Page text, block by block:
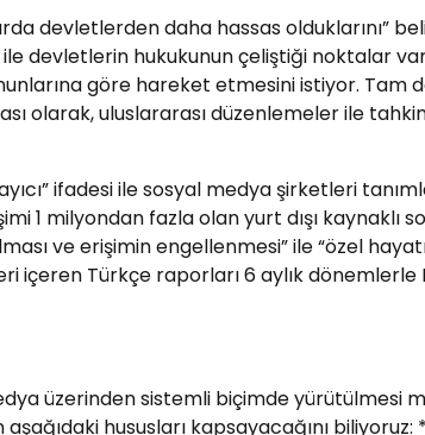
devletlerden daha hassas olduklarını”
devletlerin hukukunun çeliştiği noktalar
göre hareket etmesini istiyor. Tam
olarak, uluslararası düzenlemeler ile
ifadesi ile sosyal medya şirketleri
1 milyondan fazla olan yurt dışı kaynaklı
ve erişimin engellenmesi” ile “özel
içeren Türkçe raporları 6 aylık dönemlerle
üzerinden sistemli biçimde yürütülmesi
hususları kapsayacağını biliyoruz: